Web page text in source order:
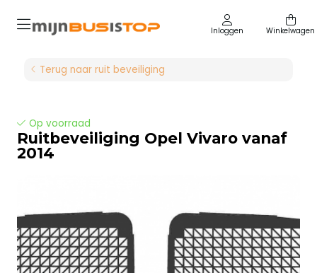
Inloggen Winkelwagen
Terug naar ruit beveiliging
Op voorraad
Ruitbeveiliging Opel Vivaro vanaf
2014